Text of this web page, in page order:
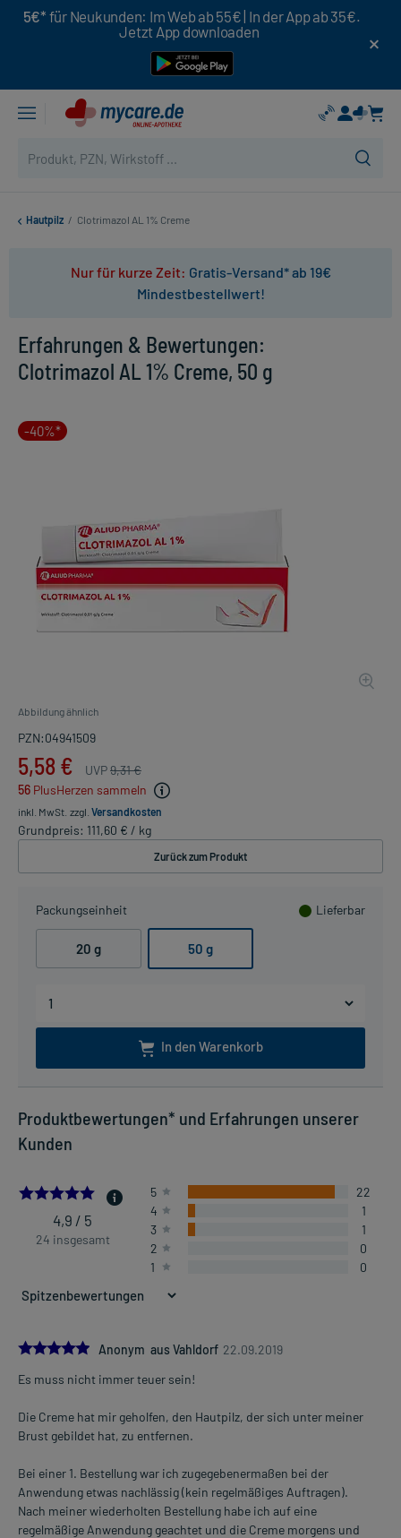
5€* für Neukunden: Im Web ab 55€ | In der App ab 35€.
Jetzt App downloaden
Hautpilz / Clotrimazol AL 1% Creme
Nur für kurze Zeit: Gratis-Versand* ab 19€
Mindestbestellwert!
Erfahrungen & Bewertungen:
Clotrimazol AL 1% Creme, 50 g
-40%*
Abbildung ähnlich
PZN:04941509
5,58 € UVP9,31 €
56 PlusHerzen sammeln
inkl. MwSt. zzgl. Versandkosten
Grundpreis: 111,60 € / kg
Zurück zum Produkt
Packungseinheit Lieferbar
20 g 50 g
In den Warenkorb
Produktbewertungen* und Erfahrungen unserer
Kunden
4.875
4,9 / 5
24 insgesamt
5
22
4
1
3
1
2
0
1
0
5.0Anonym aus Vahldorf 22.09.2019
Es muss nicht immer teuer sein!
Die Creme hat mir geholfen, den Hautpilz, der sich unter meiner
Brust gebildet hat, zu entfernen.
Bei einer 1. Bestellung war ich zugegebenermaßen bei der
Anwendung etwas nachlässig (kein regelmäßiges Auftragen).
Nach meiner wiederholten Bestellung habe ich auf eine
regelmäßige Anwendung geachtet und die Creme morgens und